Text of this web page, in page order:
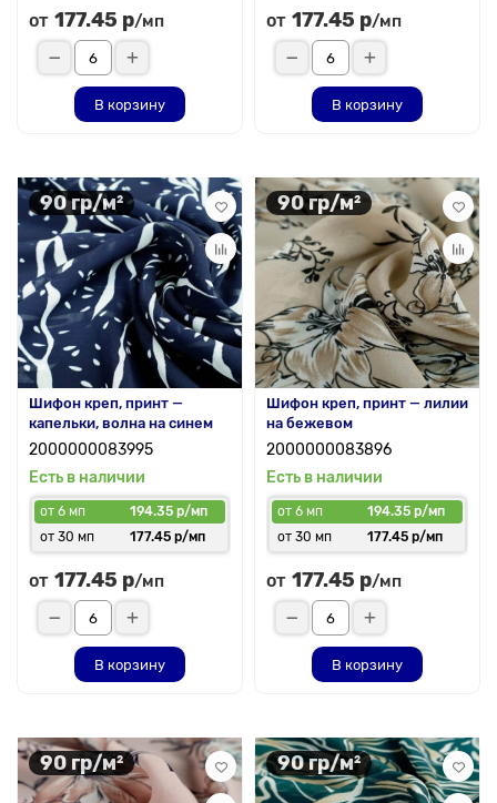
от 177.45 р/мп
В корзину
от 177.45 р/мп
В корзину
90 гр/м²
Шифон креп, принт —
капельки, волна на синем
2000000083995
Есть в наличии
от 6 мп
194.35 р/мп
от 30 мп
177.45 р/мп
от 177.45 р/мп
В корзину
90 гр/м²
Шифон креп, принт — лилии
на бежевом
2000000083896
Есть в наличии
от 6 мп
194.35 р/мп
от 30 мп
177.45 р/мп
от 177.45 р/мп
В корзину
90 гр/м² 90 гр/м²